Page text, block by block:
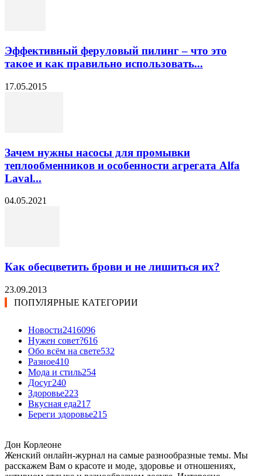
Эффективный феруловый пилинг – что это
такое и как правильно использовать...
17.05.2015
Зачем нужны насосы для промывки
теплообменников и особенности агрегата Alfa
Laval...
04.05.2021
Как обесцветить брови и не лишиться их?
23.09.2013
ПОПУЛЯРНЫЕ КАТЕГОРИИ
Новости2416096
Нужен совет?616
Обо всём на свете532
Разное410
Мода и стиль254
Досуг240
Здоровье223
Вкусная еда217
Береги здоровье215
Дон Корлеоне
Женский онлайн-журнал на самые разнообразные темы. Мы
расскажем Вам о красоте и моде, здоровье и отношениях,